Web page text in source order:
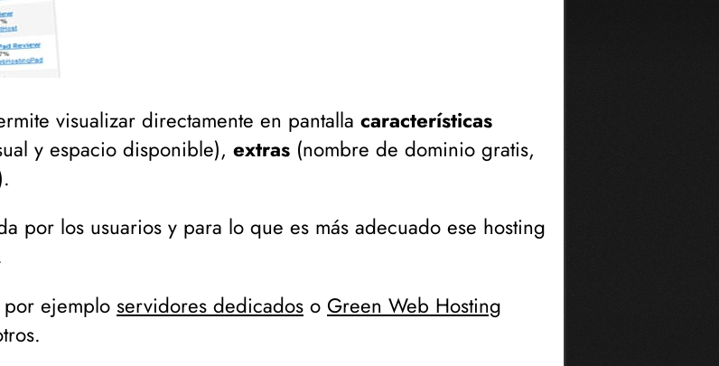
visualizar directamente en pantalla características
y espacio disponible), extras (nombre de dominio gratis,
por los usuarios y para lo que es más adecuado ese hosting
por ejemplo servidores dedicados o Green Web Hosting